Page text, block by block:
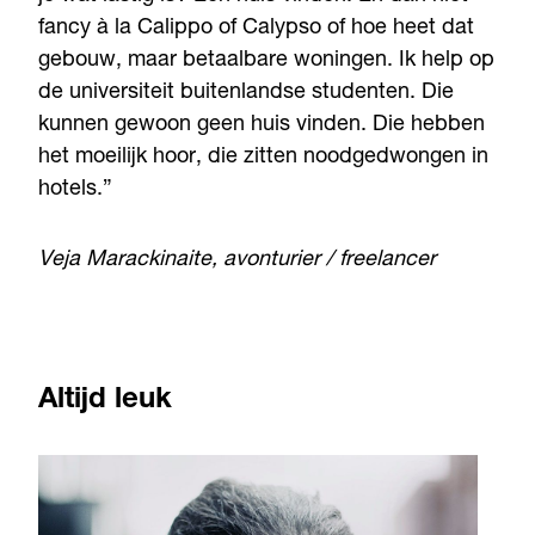
fancy à la Calippo of Calypso of hoe heet dat
gebouw, maar betaalbare woningen. Ik help op
de universiteit buitenlandse studenten. Die
kunnen gewoon geen huis vinden. Die hebben
het moeilijk hoor, die zitten noodgedwongen in
hotels.”
Veja Marackinaite, avonturier / freelancer
Altijd leuk